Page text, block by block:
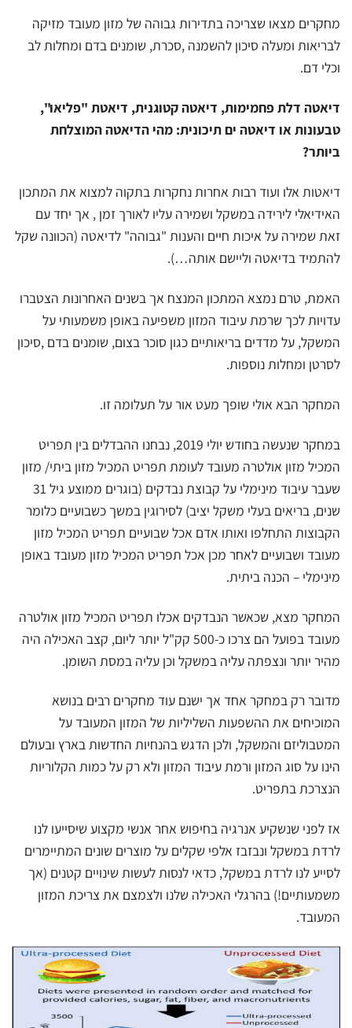
מחקרים מצאו שצריכה בתדירות גבוהה של מזון מעובד מזיקה
לבריאות ומעלה סיכון להשמנה ,סכרת, שומנים בדם ומחלות לב
וכלי דם.
דיאטה דלת פחמימות, דיאטה קטוגנית, דיאטת "פליאו",
טבעונות או דיאטה ים תיכונית: מהי הדיאטה המוצלחת
ביותר?
דיאטות אלו ועוד רבות אחרות נחקרות בתקוה למצוא את המתכון
האידיאלי לירידה במשקל ושמירה עליו לאורך זמן , אך יחד עם
זאת שמירה על איכות חיים והענות "גבוהה" לדיאטה (הכוונה שקל
להתמיד בדיאטה וליישם אותה…).
האמת, טרם נמצא המתכון המנצח אך בשנים האחרונות הצטברו
עדויות לכך שרמת עיבוד המזון משפיעה באופן משמעותי על
המשקל, על מדדים בריאותיים כגון סוכר בצום, שומנים בדם ,סיכון
לסרטן ומחלות נוספות.
המחקר הבא אולי שופך מעט אור על תעלומה זו.
במחקר שנעשה בחודש יולי 2019, נבחנו ההבדלים בין תפריט
המכיל מזון אולטרה מעובד לעומת תפריט המכיל מזון ביתי/ מזון
שעבר עיבוד מינימלי על קבוצת נבדקים (בוגרים ממוצע גיל 31
שנים, בריאים בעלי משקל יציב) לסירוגין במשך כשבועיים כלומר
הקבוצות התחלפו ואותו אדם אכל שבועיים תפריט המכיל מזון
מעובד ושבועיים לאחר מכן אכל תפריט המכיל מזון מעובד באופן
מינימלי – הכנה ביתית.
המחקר מצא, שכאשר הנבדקים אכלו תפריט המכיל מזון אולטרה
מעובד בפועל הם צרכו כ-500 קק"ל יותר ליום, קצב האכילה היה
מהיר יותר ונצפתה עליה במשקל וכן עליה במסת השומן.
מדובר רק במחקר אחד אך ישנם עוד מחקרים רבים בנושא
המוכיחים את ההשפעות השליליות של המזון המעובד על
המטבוליזם והמשקל, ולכן הדגש בהנחיות החדשות בארץ ובעולם
הינו על סוג המזון ורמת עיבוד המזון ולא רק על כמות הקלוריות
הנצרכת בתפריט.
אז לפני שנשקיע אנרגיה בחיפוש אחר אנשי מקצוע שיסייעו לנו
לרדת במשקל ונבזבז אלפי שקלים על מוצרים שונים המתיימרים
לסייע לנו לרדת במשקל, כדאי לנסות לעשות שינויים קטנים (אך
משמעותיים!) בהרגלי האכילה שלנו ולצמצם את צריכת המזון
המעובד.